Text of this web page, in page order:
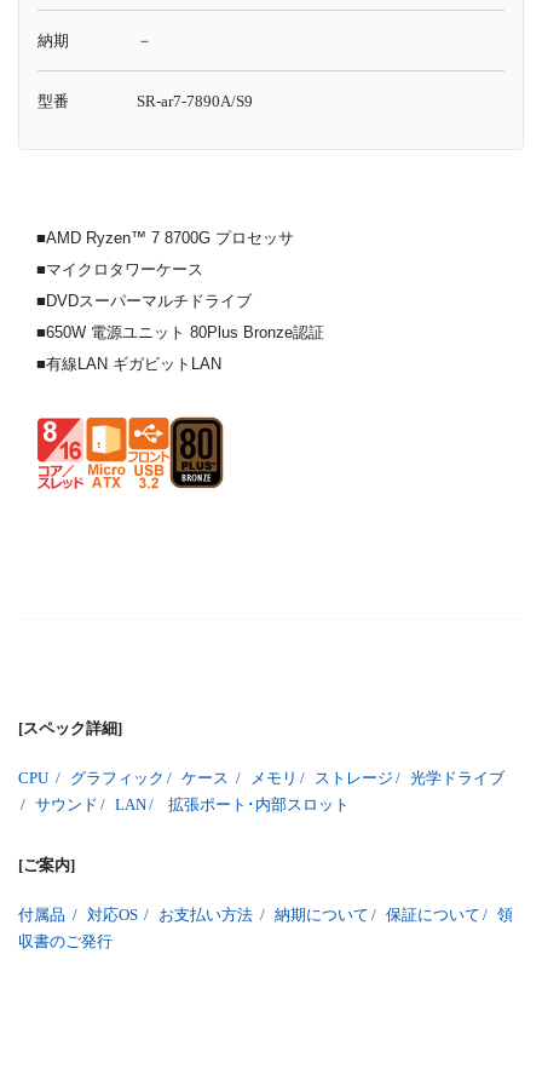
納期 －
型番 SR-ar7-7890A/S9
■AMD Ryzen™ 7 8700G プロセッサ
■マイクロタワーケース
■DVDスーパーマルチドライブ
■650W 電源ユニット 80Plus Bronze認証
■有線LAN ギガビットLAN
[スペック詳細]
CPU / グラフィック / ケース / メモリ / ストレージ / 光学ドライブ
/ サウンド / LAN/ 拡張ポート･内部スロット
[ご案内]
付属品 / 対応OS / お支払い方法 / 納期について / 保証について / 領
収書のご発行